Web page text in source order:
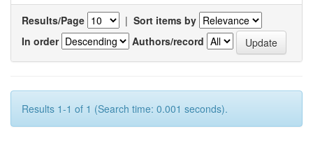
Results/Page | Sort items by
In order
Authors/record
Results 1-1 of 1 (Search time: 0.001 seconds).